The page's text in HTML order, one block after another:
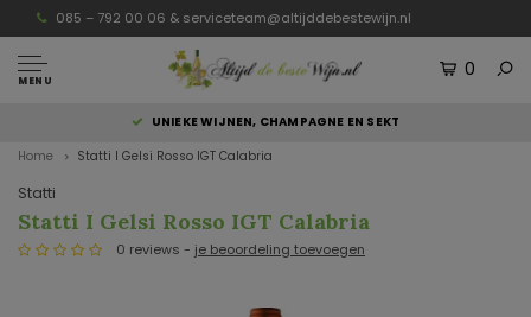
085 – 792 00 06 & serviceteam@altijddebestewijn.nl
MENU
0
UNIEKE WIJNEN, CHAMPAGNE EN SEKT
Home Statti I Gelsi Rosso IGT Calabria
Statti
Statti I Gelsi Rosso IGT Calabria
0 reviews - je beoordeling toevoegen